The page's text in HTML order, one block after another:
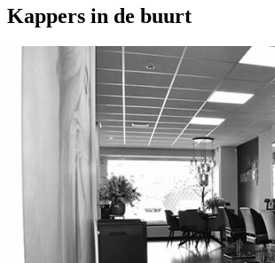
Kappers in de buurt